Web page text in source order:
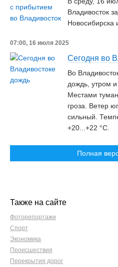
Владивосток
Новосибирска
07:00, 16 июля 2025
Сегодня во
Во
дождь, утром
Местами
гроза. Ветер
сильный.
+20...+22 °C.
Полная
Также на сайте
Фоторепортажи
Спорт
Экономика
Происшествия
Перекрытия дорог